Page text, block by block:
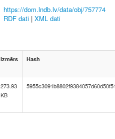
https://dom.lndb.lv/data/obj/757774
RDF dati | XML dati
Izmērs Hash
273.93
KB